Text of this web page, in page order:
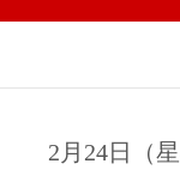
2月24日（